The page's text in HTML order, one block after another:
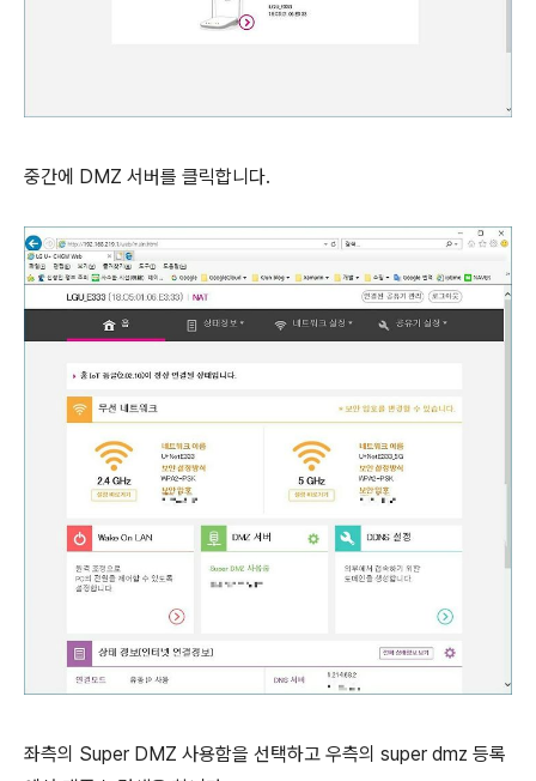
중간에 DMZ 서버를 클릭합니다.
좌측의 Super DMZ 사용함을 선택하고 우측의 super dmz 등록